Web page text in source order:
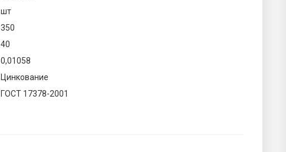
шт
350
40
0,01058
Цинкование
ГОСТ 17378-2001